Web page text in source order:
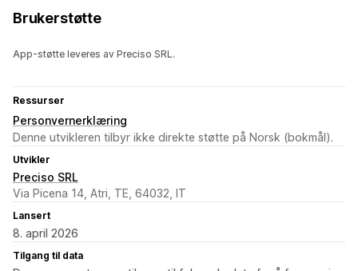
Brukerstøtte
App-støtte leveres av Preciso SRL.
Ressurser
Personvernerklæring
Denne utvikleren tilbyr ikke direkte støtte på Norsk (bokmål).
Utvikler
Preciso SRL
Via Picena 14, Atri, TE, 64032, IT
Lansert
8. april 2026
Tilgang til data